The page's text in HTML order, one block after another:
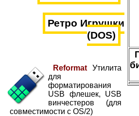
Ретро Игрушки
(DOS)
Reformat Утилита
для
форматирования
USB флешек, USB
винчестеров (для
совместимости с OS/2)